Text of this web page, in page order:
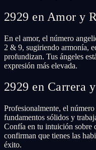
2929 en Amor y
En el amor, el número
2 & 9, sugiriendo armonía,
profundizan. Tus ángeles
expresión más elevada.
2929 en Carrera
Profesionalmente, el
fundamentos sólidos y
Confía en tu intuición sobre
confirman que tienes las
éxito.